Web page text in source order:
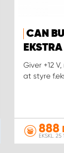
CAN
Giver +12
at styre
888
EKSKL.